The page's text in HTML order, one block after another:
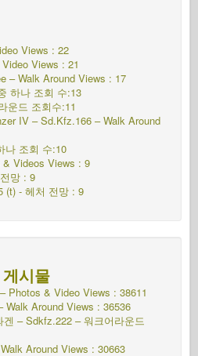
Views : 22
Views : 21
– Walk Around Views : 17
하나 조회 수:13
운드 조회수:11
IV – Sd.Kfz.166 – Walk Around
나 조회 수:10
Videos Views : 9
전망 : 9
(t) - 헤처 전망 : 9
시물
Photos & Video Views : 38611
Walk Around Views : 36536
– Sdkfz.222 – 워크어라운드
Around Views : 30663